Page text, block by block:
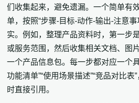
们收集起来，避免遗漏。一个简单有
单，按照“步骤-目标-动作-输出-注意
实。例如，整理产品资料时，第一步
或服务范围，然后收集相关文档、图
一个产品信息包。每一步都对应一个
功能清单”“使用场景描述”“竞品对比表
时直接引用。